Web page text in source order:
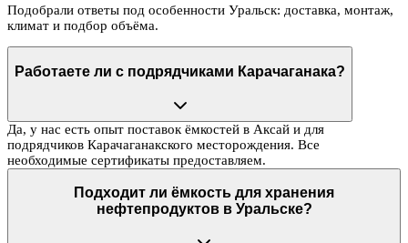
Подобрали ответы под особенности Уральск: доставка, монтаж,
климат и подбор объёма.
Работаете ли с подрядчиками Карачаганака?
Да, у нас есть опыт поставок ёмкостей в Аксай и для
подрядчиков Карачаганакского месторождения. Все
необходимые сертификаты предоставляем.
Подходит ли ёмкость для хранения
нефтепродуктов в Уральске?